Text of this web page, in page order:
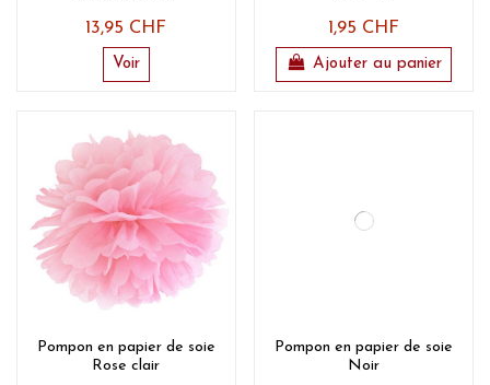
13,95 CHF
Voir
1,95 CHF
Ajouter au panier
Pompon en papier de soie
Rose clair
Pompon en papier de soie
Noir